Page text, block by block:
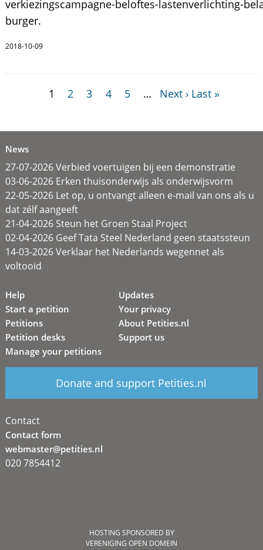
verkiezingscampagne-beloftes-lastenverlichting-
burger.
2018-10-09
1 2 3 4 5 … Next › Last »
News
27-07-2026 Verbied voertuigen bij een demonstratie
03-06-2026 Erken thuisonderwijs als onderwijsvorm
22-05-2026 Let op, u ontvangt alleen e-mail van ons als u
dat zélf aangeeft
21-04-2026 Steun het Groen Staal Project
02-04-2026 Geef Tata Steel Nederland geen staatssteun
14-03-2026 Verklaar het Nederlands wegennet als
voltooid
Help
Start a petition
Petitions
Petition desks
Manage your petitions
Updates
Your privacy
About Petities.nl
Support us
Donate and support Petities.nl
Contact
Contact form
webmaster@petities.nl
020 7854412
HOSTING SPONSORED BY
VERENIGING OPEN DOMEIN